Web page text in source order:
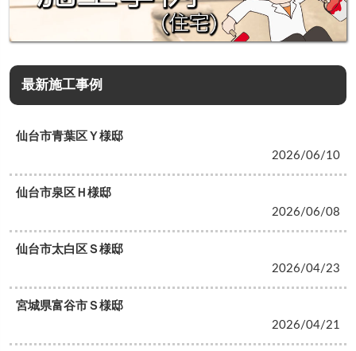
最新施工事例
仙台市青葉区Ｙ様邸
2026/06/10
仙台市泉区Ｈ様邸
2026/06/08
仙台市太白区Ｓ様邸
2026/04/23
宮城県富谷市Ｓ様邸
2026/04/21